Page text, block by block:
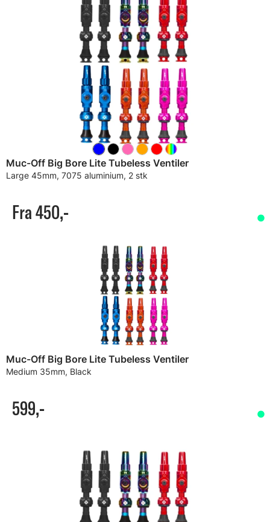
Muc-Off Big Bore Lite Tubeless Ventiler
Large 45mm, 7075 aluminium, 2 stk
Fra 450,-
Muc-Off Big Bore Lite Tubeless Ventiler
Medium 35mm, Black
599,-